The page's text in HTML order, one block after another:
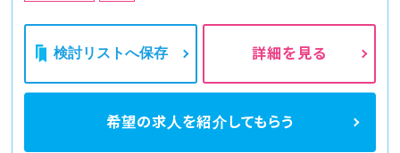
検討リストへ保存 詳細を見る
希望の求人を紹介してもらう